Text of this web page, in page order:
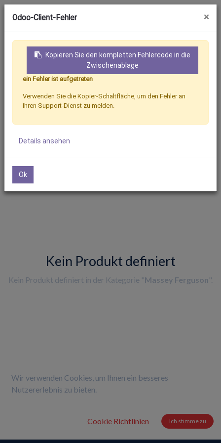
Kein Produkt definiert
Kein Produkt definiert in der Kategorie "Massey Ferguson".
Wir verwenden Cookies, um Ihnen ein besseres
Nutzererlebnis zu bieten.
Cookie Richtlinien Ich stimme zu
Odoo-Client-Fehler ×
Kopieren Sie den kompletten Fehlercode in die
Zwischenablage
ein Fehler ist aufgetreten
Verwenden Sie die Kopier-Schaltfläche, um den Fehler an
Ihren Support-Dienst zu melden.
Details ansehen
Ok